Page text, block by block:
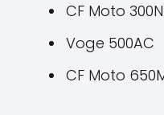
CF Moto
Voge 500AC
CF Moto